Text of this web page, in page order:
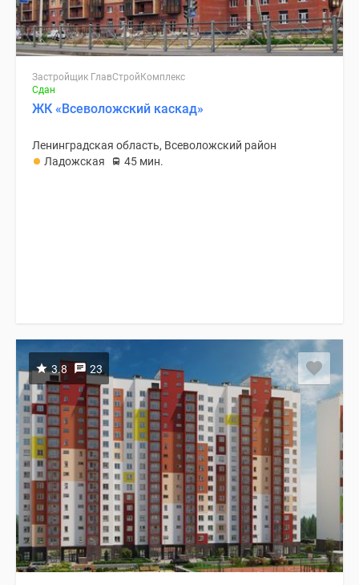
Застройщик ГлавСтройКомплекс
Сдан
ЖК «Всеволожский каскад»
Ленинградская область, Всеволожский район
Ладожская
45 мин.
3.8 23